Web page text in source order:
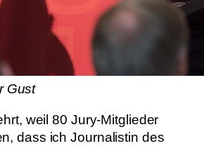
Gust
weil 80 Jury-Mitglieder
dass ich Journalistin des